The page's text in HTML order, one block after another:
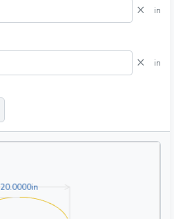
× in
× in
20.0000in20.0000in